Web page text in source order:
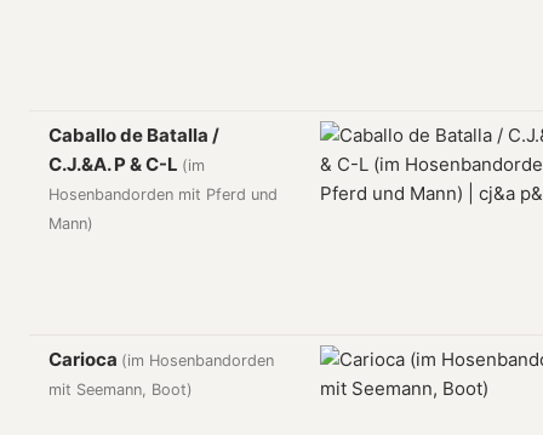
Caballo de Batalla /
C.J.&A. P & C-L (im
Hosenbandorden mit Pferd und
Mann)
Carioca (im Hosenbandorden
mit Seemann, Boot)